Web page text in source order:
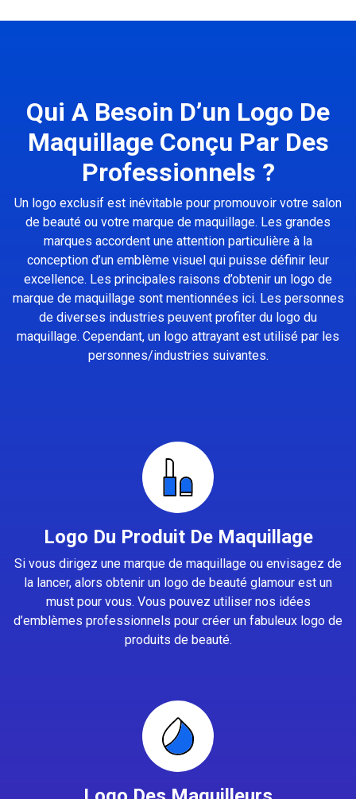
Qui A Besoin D’un Logo De
Maquillage Conçu Par Des
Professionnels ?
Un logo exclusif est inévitable pour promouvoir votre salon
de beauté ou votre marque de maquillage. Les grandes
marques accordent une attention particulière à la
conception d’un emblème visuel qui puisse définir leur
excellence. Les principales raisons d’obtenir un logo de
marque de maquillage sont mentionnées ici. Les personnes
de diverses industries peuvent profiter du logo du
maquillage. Cependant, un logo attrayant est utilisé par les
personnes/industries suivantes.
Logo Du Produit De Maquillage
Si vous dirigez une marque de maquillage ou envisagez de
la lancer, alors obtenir un logo de beauté glamour est un
must pour vous. Vous pouvez utiliser nos idées
d’emblèmes professionnels pour créer un fabuleux logo de
produits de beauté.